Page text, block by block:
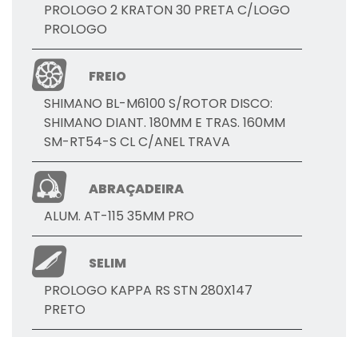
PROLOGO 2 KRATON 30 PRETA C/LOGO
PROLOGO
FREIO
SHIMANO BL-M6100 S/ROTOR DISCO:
SHIMANO DIANT. 180MM E TRAS. 160MM
SM-RT54-S CL C/ANEL TRAVA
ABRAÇADEIRA
ALUM. AT-115 35MM PRO
SELIM
PROLOGO KAPPA RS STN 280X147
PRETO